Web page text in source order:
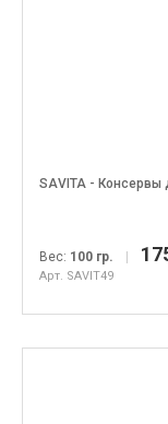
SAVITA - Консервы
Вес: 100 гр. |
Арт. SAVIT49